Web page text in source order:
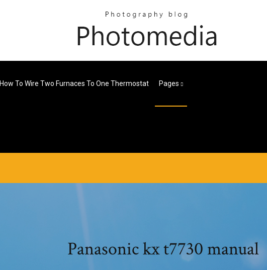
How To Wire Two Furnaces To One Thermostat Pages
Panasonic kx t7730 manual